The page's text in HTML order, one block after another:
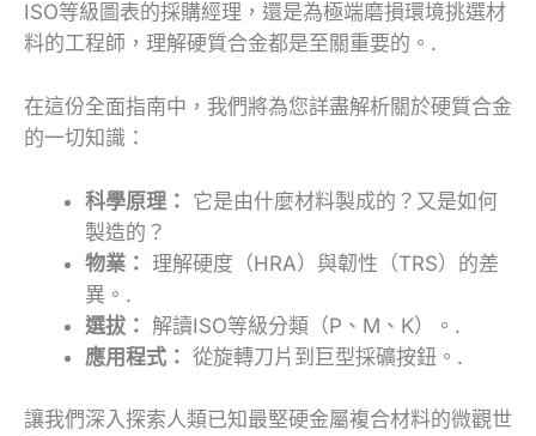
ISO等級圖表的採購經理，還是為極端磨損環境挑選材
料的工程師，理解硬質合金都是至關重要的。.
在這份全面指南中，我們將為您詳盡解析關於硬質合金
的一切知識：
科學原理： 它是由什麼材料製成的？又是如何
製造的？
物業： 理解硬度（HRA）與韌性（TRS）的差
異。.
選拔： 解讀ISO等級分類（P、M、K）。.
應用程式： 從旋轉刀片到巨型採礦按鈕。.
讓我們深入探索人類已知最堅硬金屬複合材料的微觀世